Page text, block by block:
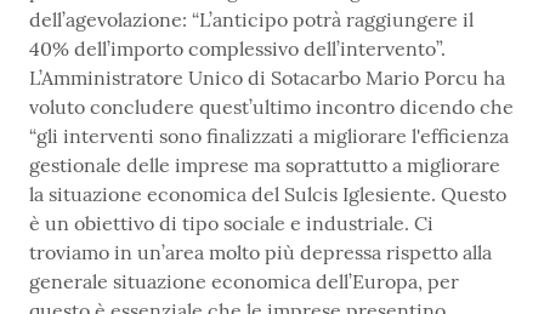
dell’agevolazione: “L’anticipo potrà raggiungere il
40% dell’importo complessivo dell’intervento”.
L’Amministratore Unico di Sotacarbo Mario Porcu ha
voluto concludere quest’ultimo incontro dicendo che
“gli interventi sono finalizzati a migliorare l'efficienza
gestionale delle imprese ma soprattutto a migliorare
la situazione economica del Sulcis Iglesiente. Questo
è un obiettivo di tipo sociale e industriale. Ci
troviamo in un’area molto più depressa rispetto alla
generale situazione economica dell’Europa, per